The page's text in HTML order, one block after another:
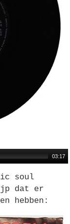
03:17
soul
dat er
hebben: